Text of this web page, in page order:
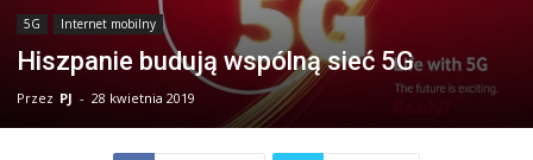
5G Internet mobilny
Hiszpanie budują wspólną sieć 5G
Przez PJ - 28 kwietnia 2019